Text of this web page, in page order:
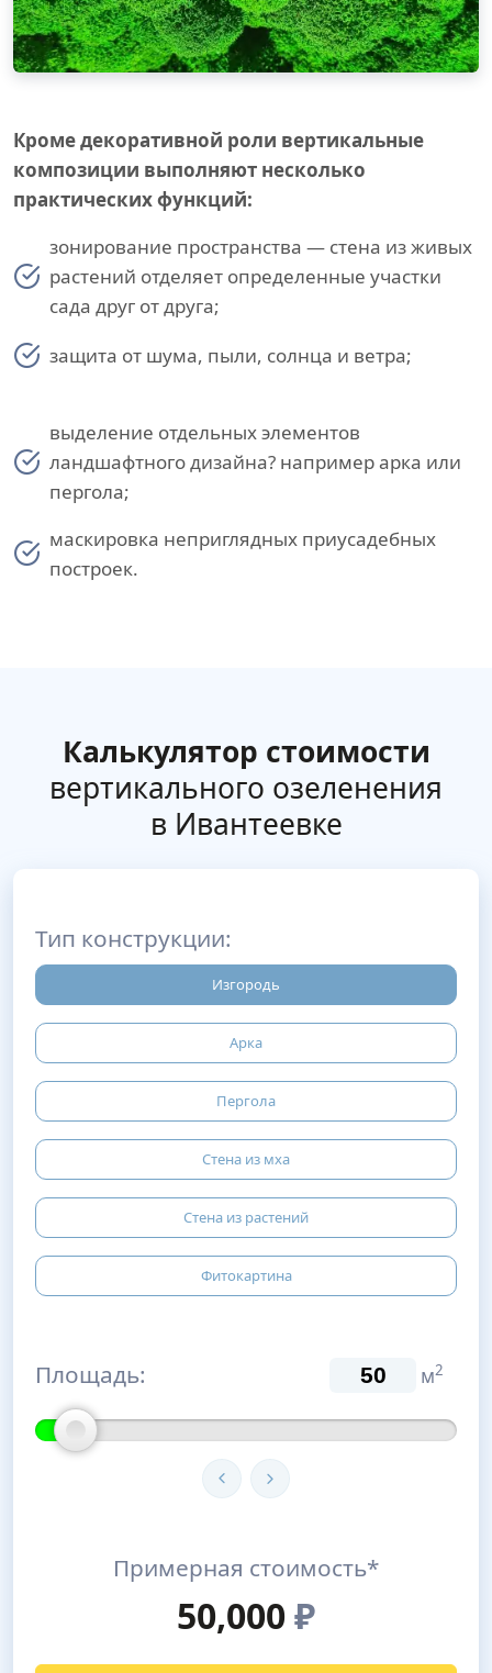
Кроме декоративной роли вертикальные
композиции выполняют несколько
практических функций:
зонирование пространства — стена из живых
растений отделяет определенные участки
сада друг от друга;
защита от шума, пыли, солнца и ветра;
выделение отдельных элементов
ландшафтного дизайна? например арка или
пергола;
маскировка неприглядных приусадебных
построек.
Калькулятор стоимости
вертикального озеленения
в Ивантеевке
Тип конструкции:
Изгородь
Арка
Пергола
Стена из мха
Стена из растений
Фитокартина
Площадь: м2
Примерная стоимость*
50,000₽